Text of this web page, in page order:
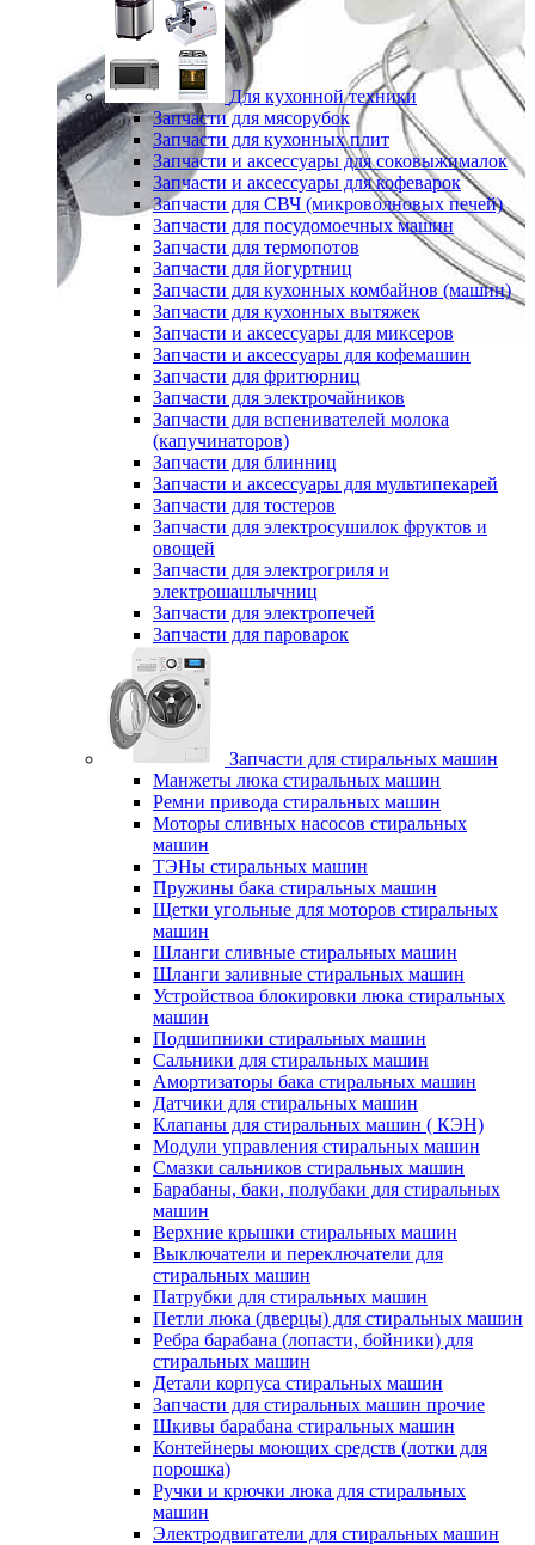
Для кухонной техники
Запчасти для мясорубок
Запчасти для кухонных плит
Запчасти и аксессуары для соковыжималок
Запчасти и аксессуары для кофеварок
Запчасти для СВЧ (микроволновых печей)
Запчасти для посудомоечных машин
Запчасти для термопотов
Запчасти для йогуртниц
Запчасти для кухонных комбайнов (машин)
Запчасти для кухонных вытяжек
Запчасти и аксессуары для миксеров
Запчасти и аксессуары для кофемашин
Запчасти для фритюрниц
Запчасти для электрочайников
Запчасти для вспенивателей молока
(капучинаторов)
Запчасти для блинниц
Запчасти и аксессуары для мультипекарей
Запчасти для тостеров
Запчасти для электросушилок фруктов и
овощей
Запчасти для электрогриля и
электрошашлычниц
Запчасти для электропечей
Запчасти для пароварок
Запчасти для стиральных машин
Манжеты люка стиральных машин
Ремни привода стиральных машин
Моторы сливных насосов стиральных
машин
ТЭНы стиральных машин
Пружины бака стиральных машин
Щетки угольные для моторов стиральных
машин
Шланги сливные стиральных машин
Шланги заливные стиральных машин
Устройствоа блокировки люка стиральных
машин
Подшипники стиральных машин
Сальники для стиральных машин
Амортизаторы бака стиральных машин
Датчики для стиральных машин
Клапаны для стиральных машин ( КЭН)
Модули управления стиральных машин
Смазки сальников стиральных машин
Барабаны, баки, полубаки для стиральных
машин
Верхние крышки стиральных машин
Выключатели и переключатели для
стиральных машин
Патрубки для стиральных машин
Петли люка (дверцы) для стиральных машин
Ребра барабана (лопасти, бойники) для
стиральных машин
Детали корпуса стиральных машин
Запчасти для стиральных машин прочие
Шкивы барабана стиральных машин
Контейнеры моющих средств (лотки для
порошка)
Ручки и крючки люка для стиральных
машин
Электродвигатели для стиральных машин